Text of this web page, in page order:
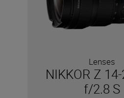
Lenses
NIKKOR Z
f/2.8 S